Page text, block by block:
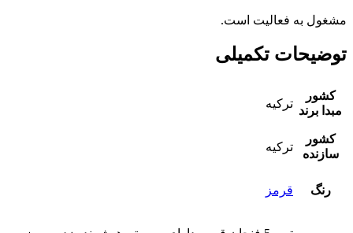
مشغول به فعالیت است.
توضیحات تکمیلی
کشور
مبدا برند
ترکیه
کشور
سازنده
ترکیه
رنگ قرمز